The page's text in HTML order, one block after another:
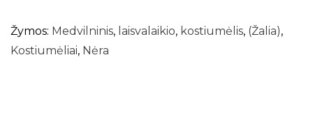
Žymos: Medvilninis, laisvalaikio, kostiumėlis, (Žalia),
Kostiumėliai, Nėra